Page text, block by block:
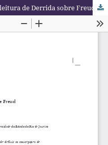
de Derrida sobre Freud